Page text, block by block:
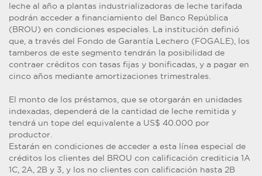
leche al año a plantas industrializadoras de leche tarifada
podrán acceder a financiamiento del Banco República
(BROU) en condiciones especiales. La institución definió
que, a través del Fondo de Garantía Lechero (FOGALE), los
tamberos de este segmento tendrán la posibilidad de
contraer créditos con tasas fijas y bonificadas, y a pagar en
cinco años mediante amortizaciones trimestrales.
El monto de los préstamos, que se otorgarán en unidades
indexadas, dependerá de la cantidad de leche remitida y
tendrá un tope del equivalente a US$ 40.000 por
productor.
Estarán en condiciones de acceder a esta línea especial de
créditos los clientes del BROU con calificación crediticia 1A
1C, 2A, 2B y 3, y los no clientes con calificación hasta 2B